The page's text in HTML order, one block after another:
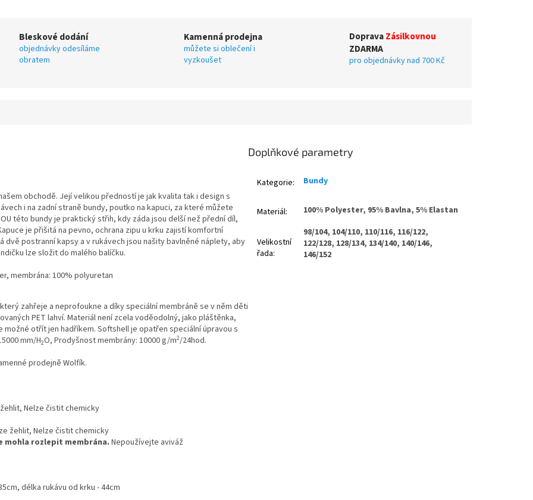
Bleskové dodání
objednávky odesíláme
obratem
Kamenná prodejna
můžete si oblečení i
vyzkoušet
DopravaZásilkovnou
ZDARMA
pro objednávky nad 700 Kč
obchodě. Její velikou předností je jak kvalita tak i design s
i na zadní straně bundy, poutko na kapuci, za které můžete
této bundy je praktický střih, kdy záda jsou delší než přední díl,
je přišitá na pevno, ochrana zipu u krku zajistí komfortní
dvě postranní kapsy a v rukávech jsou našity bavlněné náplety, aby
lze složit do malého balíčku.
membrána: 100% polyuretan
zahřeje a neprofoukne a díky speciální membráně se v něm děti
PET lahví. Materiál není zcela voděodolný, jako pláštěnka,
otřít jen hadříkem. Softshell je opatřen speciální úpravou s
mm/H2O, Prodyšnost membrány: 10000 g/m2/24hod.
prodejně Wolfík.
Nelze čistit chemicky
rozlepit membrána. Nepoužívejte aviváž
délka rukávu odkrku - 44cm
Doplňkové parametry
Kategorie: Bundy
Materiál: 100% Polyester, 95% Bavlna, 5% Elastan
Velikostní
řada:
98/104, 104/110, 110/116, 116/122,
122/128, 128/134, 134/140, 140/146,
146/152